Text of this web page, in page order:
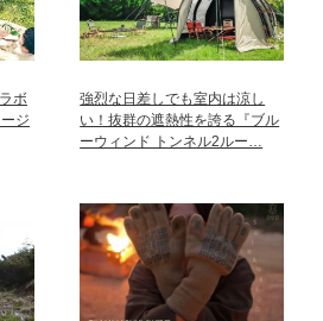
ボ
ジ
強烈な日差しでも室内は涼し
い！抜群の遮熱性を誇る『ブル
ーウィンド トンネル2ルー…